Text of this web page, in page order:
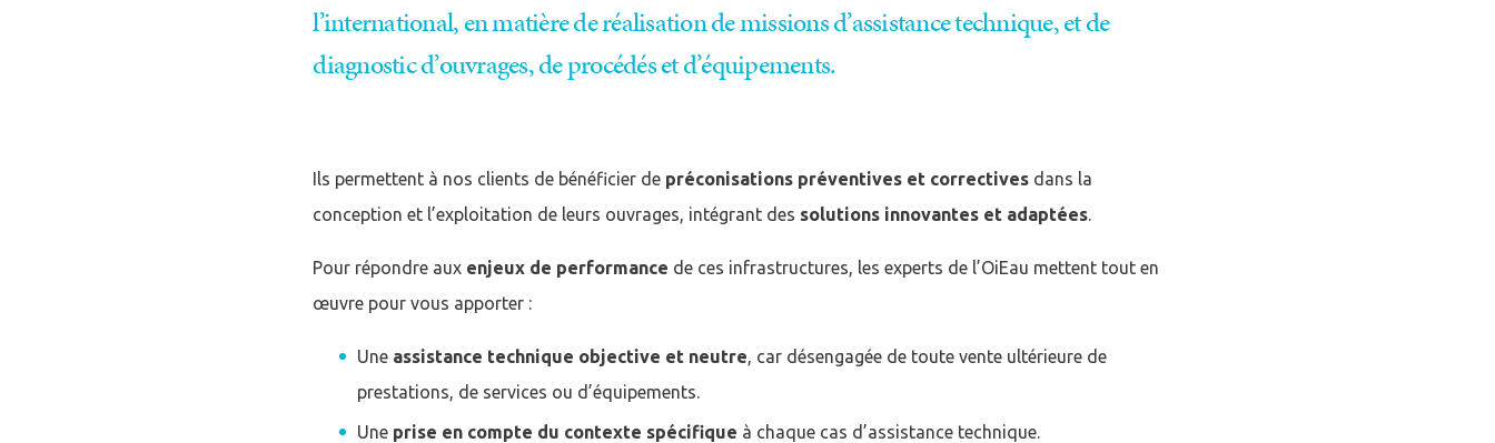
l’international, en matière de réalisation de missions d’assistance technique, et de
diagnostic d’ouvrages, de procédés et d’équipements.
Ils permettent à nos clients de bénéficier de préconisations préventives et correctives dans la
conception et l’exploitation de leurs ouvrages, intégrant des solutions innovantes et adaptées.
Pour répondre aux enjeux de performance de ces infrastructures, les experts de l’OiEau mettent tout en
œuvre pour vous apporter :
Une assistance technique objective et neutre, car désengagée de toute vente ultérieure de
prestations, de services ou d’équipements.
Une prise en compte du contexte spécifique à chaque cas d’assistance technique.